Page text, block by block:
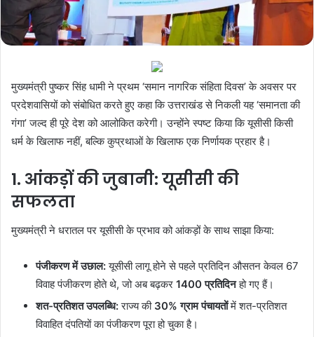
मुख्यमंत्री पुष्कर सिंह धामी ने प्रथम ‘समान नागरिक संहिता दिवस’ के अवसर पर
प्रदेशवासियों को संबोधित करते हुए कहा कि उत्तराखंड से निकली यह ‘समानता की
गंगा’ जल्द ही पूरे देश को आलोकित करेगी। उन्होंने स्पष्ट किया कि यूसीसी किसी
धर्म के खिलाफ नहीं, बल्कि कुप्रथाओं के खिलाफ एक निर्णायक प्रहार है।
1. आंकड़ों की जुबानी: यूसीसी की
सफलता
मुख्यमंत्री ने धरातल पर यूसीसी के प्रभाव को आंकड़ों के साथ साझा किया:
पंजीकरण में उछाल:यूसीसी लागू होने से पहले प्रतिदिन औसतन केवल 67
विवाह पंजीकरण होते थे, जो अब बढ़कर 1400 प्रतिदिनहो गए हैं।
शत-प्रतिशत उपलब्धि:राज्य की 30% ग्राम पंचायतोंमें शत-प्रतिशत
विवाहित दंपतियों का पंजीकरण पूरा हो चुका है।